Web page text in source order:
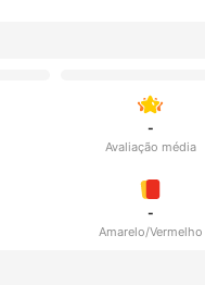
-
Avaliação média
-
Amarelo/Vermelho